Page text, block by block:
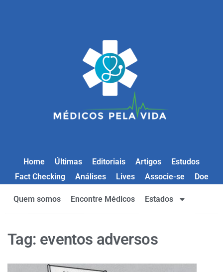
Home Últimas Editoriais Artigos
Estudos
Fact Checking
Análises Lives Associe-se Doe
Quem somos Encontre Médicos Estados
Tag: eventos adversos